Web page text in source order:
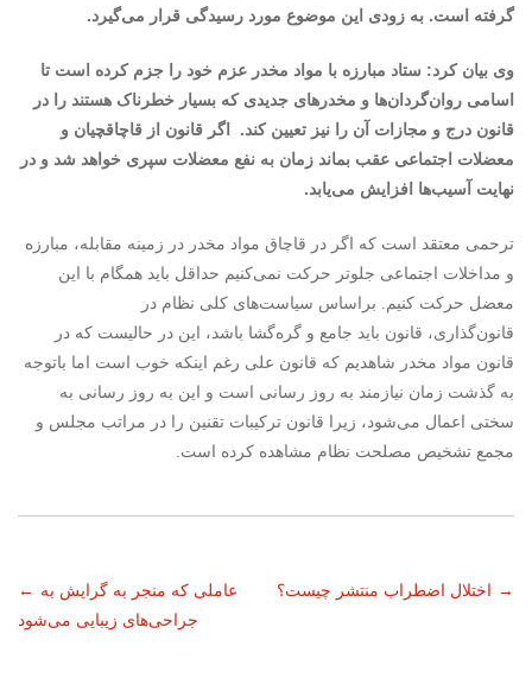
گرفته است. به زودی این موضوع مورد رسیدگی قرار می‌گیرد.
وی بیان کرد: ستاد مبارزه با مواد مخدر عزم خود را جزم کرده است تا
اسامی روان‌گردان‌ها و مخدرهای جدیدی که بسیار خطرناک هستند را در
قانون درج و مجازات آن را نیز تعیین کند. اگر قانون از قاچاقچیان و
معضلات اجتماعی عقب بماند زمان به نفع معضلات سپری خواهد شد و در
نهایت آسیب‌ها افزایش می‌یابد.
ترحمی معتقد است که اگر در قاچاق مواد مخدر در زمینه مقابله، مبارزه
و مداخلات اجتماعی جلوتر حرکت نمی‌کنیم حداقل باید همگام با این
معضل حرکت کنیم. براساس سیاست‌های کلی نظام در
قانون‌گذاری، قانون باید جامع و گره‌گشا باشد، این در حالیست که در
قانون مواد مخدر شاهدیم که قانون علی رغم اینکه خوب است اما باتوجه
به گذشت زمان نیازمند به روز رسانی است و این به روز رسانی به
سختی اعمال می‌شود، زیرا قانون ترکیبات تقنین را در مراتب مجلس و
مجمع تشخیص مصلحت نظام مشاهده کرده است.
ناوبری
← عاملی که منجر به گرایش به
جراحی‌های زیبایی می‌شود
اختلال اضطراب منتشر چیست؟ →